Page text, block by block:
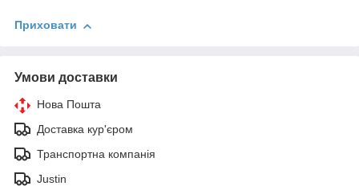
Приховати
Умови доставки
Нова Пошта
Доставка кур'єром
Транспортна компанія
Justin